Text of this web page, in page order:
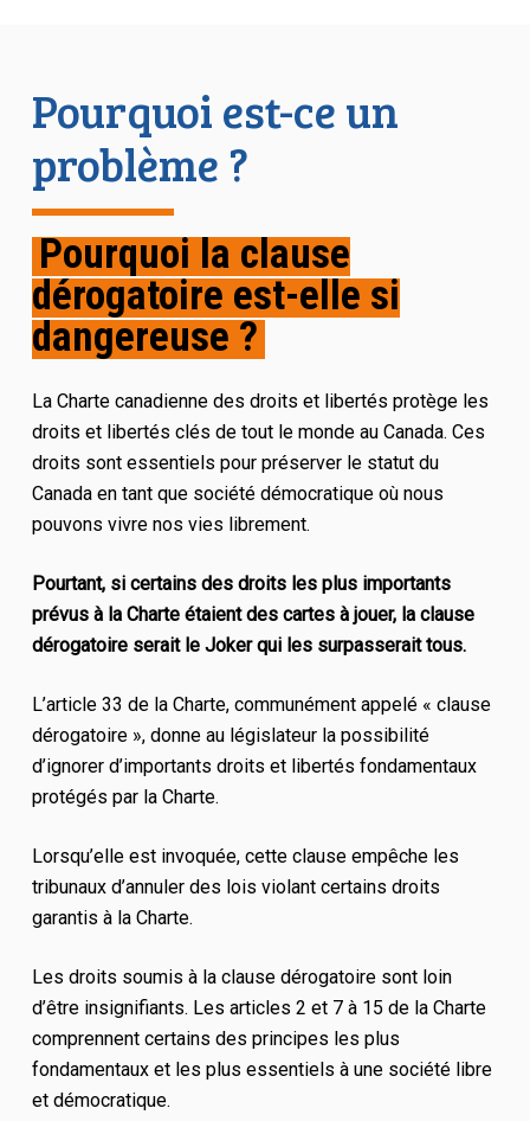
Pourquoi est-ce un
problème ?
Pourquoi la clause
dérogatoire est-elle si
dangereuse ?
La Charte canadienne des droits et libertés protège les
droits et libertés clés de tout le monde au Canada. Ces
droits sont essentiels pour préserver le statut du
Canada en tant que société démocratique où nous
pouvons vivre nos vies librement.
Pourtant, si certains des droits les plus importants
prévus à la Charte étaient des cartes à jouer, la clause
dérogatoire serait le Joker qui les surpasserait tous.
L’article 33 de la Charte, communément appelé « clause
dérogatoire », donne au législateur la possibilité
d’ignorer d’importants droits et libertés fondamentaux
protégés par la Charte.
Lorsqu’elle est invoquée, cette clause empêche les
tribunaux d’annuler des lois violant certains droits
garantis à la Charte.
Les droits soumis à la clause dérogatoire sont loin
d’être insignifiants. Les articles 2 et 7 à 15 de la Charte
comprennent certains des principes les plus
fondamentaux et les plus essentiels à une société libre
et démocratique.